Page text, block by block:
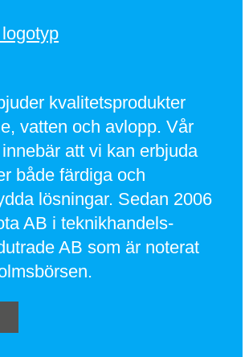
kvalitetsprodukter
vatten och avlopp. Vår
att vi kan erbjuda
både färdiga och
lösningar. Sedan 2006
AB i teknikhandels-
AB som är noterat